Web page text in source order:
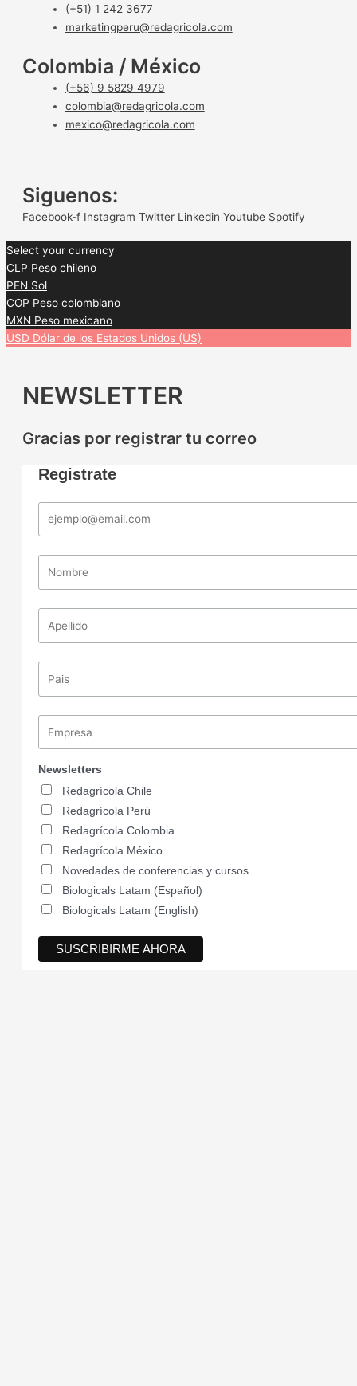
(+51) 1 242 3677
marketingperu@redagricola.com
Colombia / México
(+56) 9 5829 4979
colombia@redagricola.com
mexico@redagricola.com
Siguenos:
Facebook-f Instagram Twitter Linkedin Youtube Spotify
Select your currency
CLP Peso chileno
PEN Sol
COP Peso colombiano
MXN Peso mexicano
USD Dólar de los Estados Unidos (US)
NEWSLETTER
Gracias por registrar tu correo
Registrate
Newsletters
Redagrícola Chile
Redagrícola Perú
Redagrícola Colombia
Redagrícola México
Novedades de conferencias y cursos
Biologicals Latam (Español)
Biologicals Latam (English)